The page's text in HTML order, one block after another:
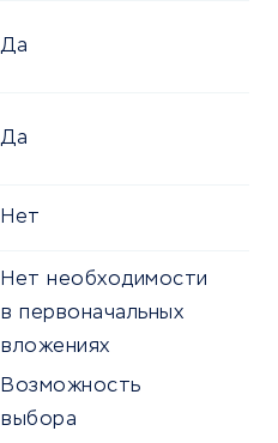
Да
Да
Нет
Нет необходимости
в первоначальных
вложениях
Возможность
выбора